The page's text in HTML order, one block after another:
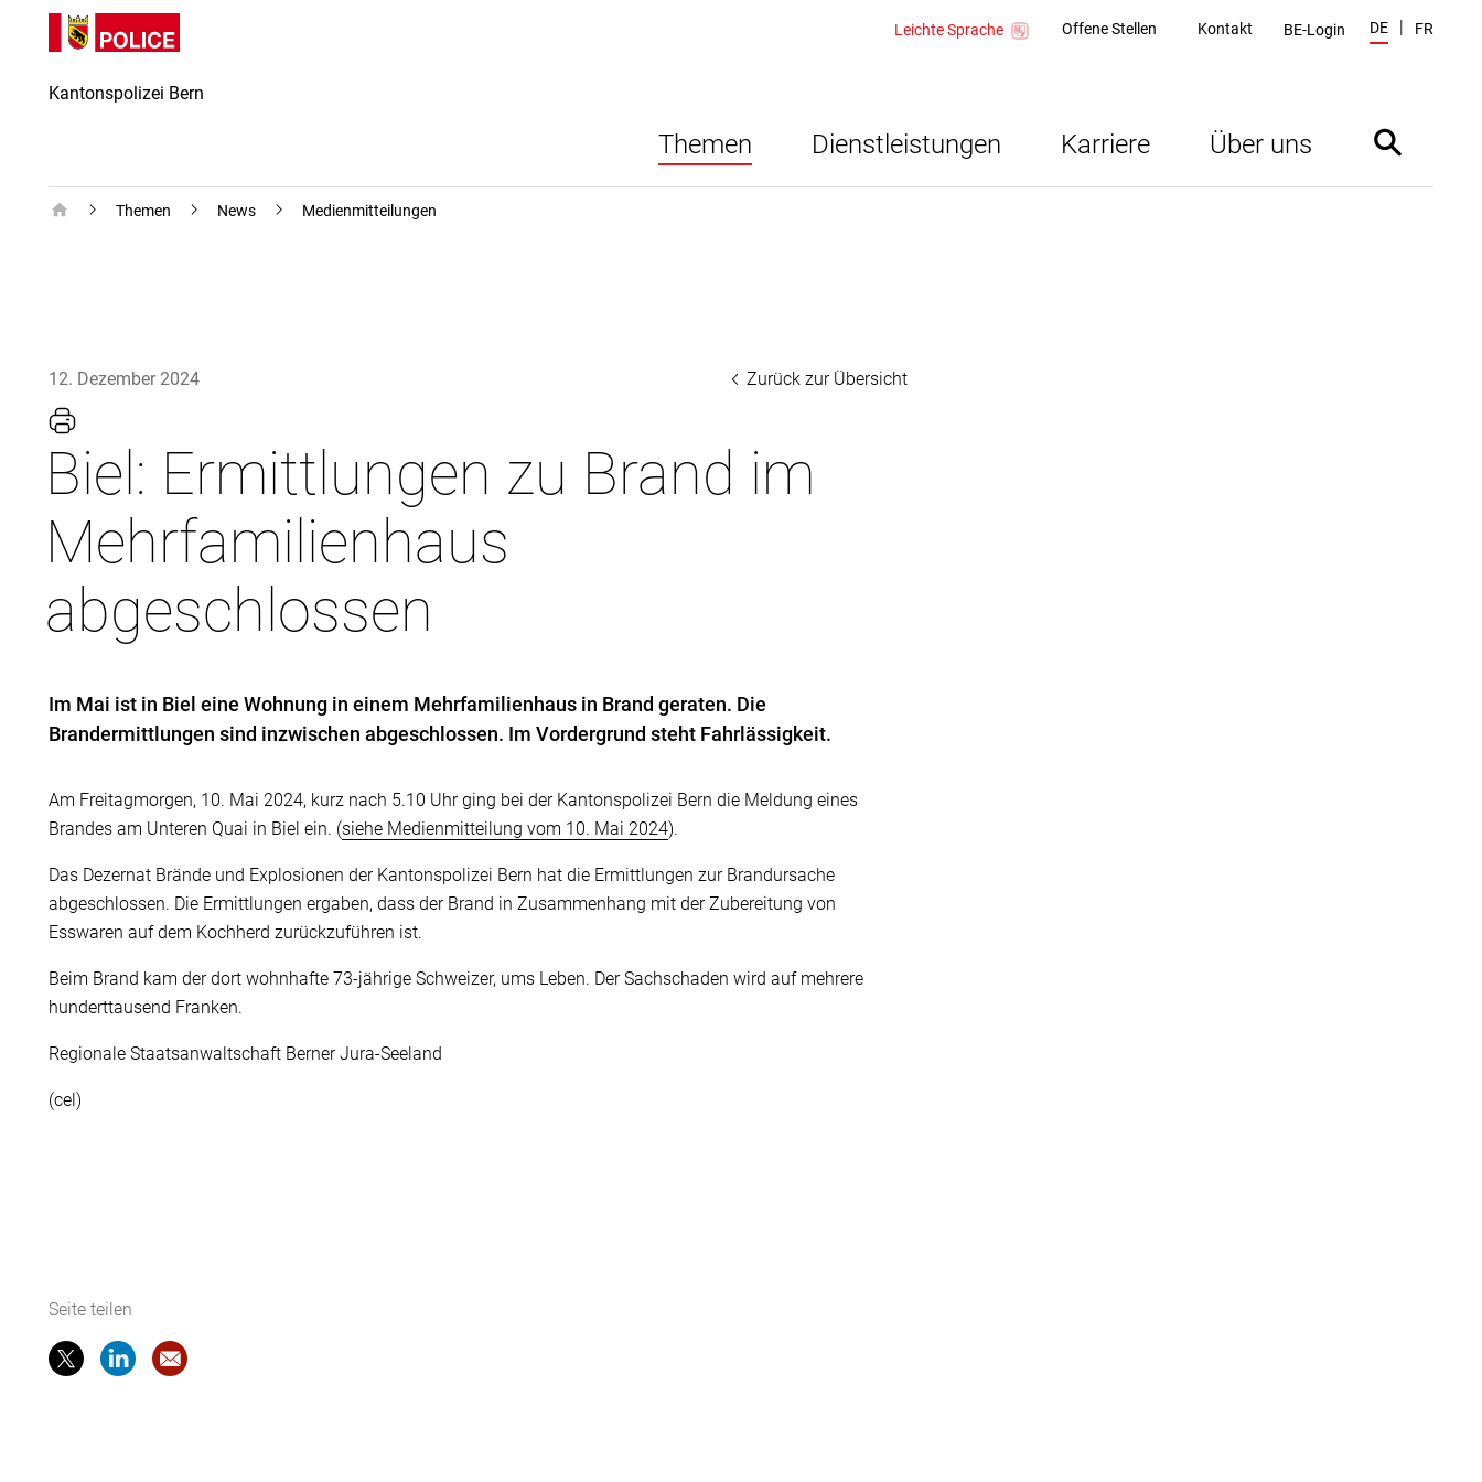
skiplink.toNavigation
skiplink.toStartPage
Kantonspolizei Bern
Leichte Sprache Offene Stellen Kontakt BE-Login DE FR
Themen Dienstleistungen Karriere Über uns Suche ein-
Startseite – Kantonspolizei Bern
Themen News Medienmitteilungen
12. Dezember 2024 Zurück zur Übersicht
Biel: Ermittlungen zu Brand im
Mehrfamilienhaus
abgeschlossen
Im Mai ist in Biel eine Wohnung in einem Mehrfamilienhaus in Brand geraten. Die
Brandermittlungen sind inzwischen abgeschlossen. Im Vordergrund steht Fahrlässigkeit.
Am Freitagmorgen, 10. Mai 2024, kurz nach 5.10 Uhr ging bei der Kantonspolizei Bern die Meldung eines
Brandes am Unteren Quai in Biel ein. (siehe Medienmitteilung vom 10. Mai 2024).
Das Dezernat Brände und Explosionen der Kantonspolizei Bern hat die Ermittlungen zur Brandursache
abgeschlossen. Die Ermittlungen ergaben, dass der Brand in Zusammenhang mit der Zubereitung von
Esswaren auf dem Kochherd zurückzuführen ist.
Beim Brand kam der dort wohnhafte 73-jährige Schweizer, ums Leben. Der Sachschaden wird auf mehrere
hunderttausend Franken.
Regionale Staatsanwaltschaft Berner Jura-Seeland
(cel)
Seite teilen
Seite teilenSeite teilenWebsite-Empfehlung: Medienmitteilungen